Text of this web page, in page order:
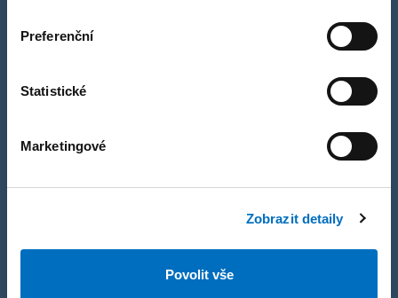
Preferenční
Statistické
Marketingové
Zobrazit detaily
Povolit vše
Zavolejte mi na
Pokud preferujete email